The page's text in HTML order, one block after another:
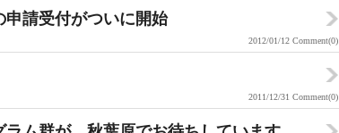
請受付がついに開始
2012/01/12 Comment(0)
2011/12/31 Comment(0)